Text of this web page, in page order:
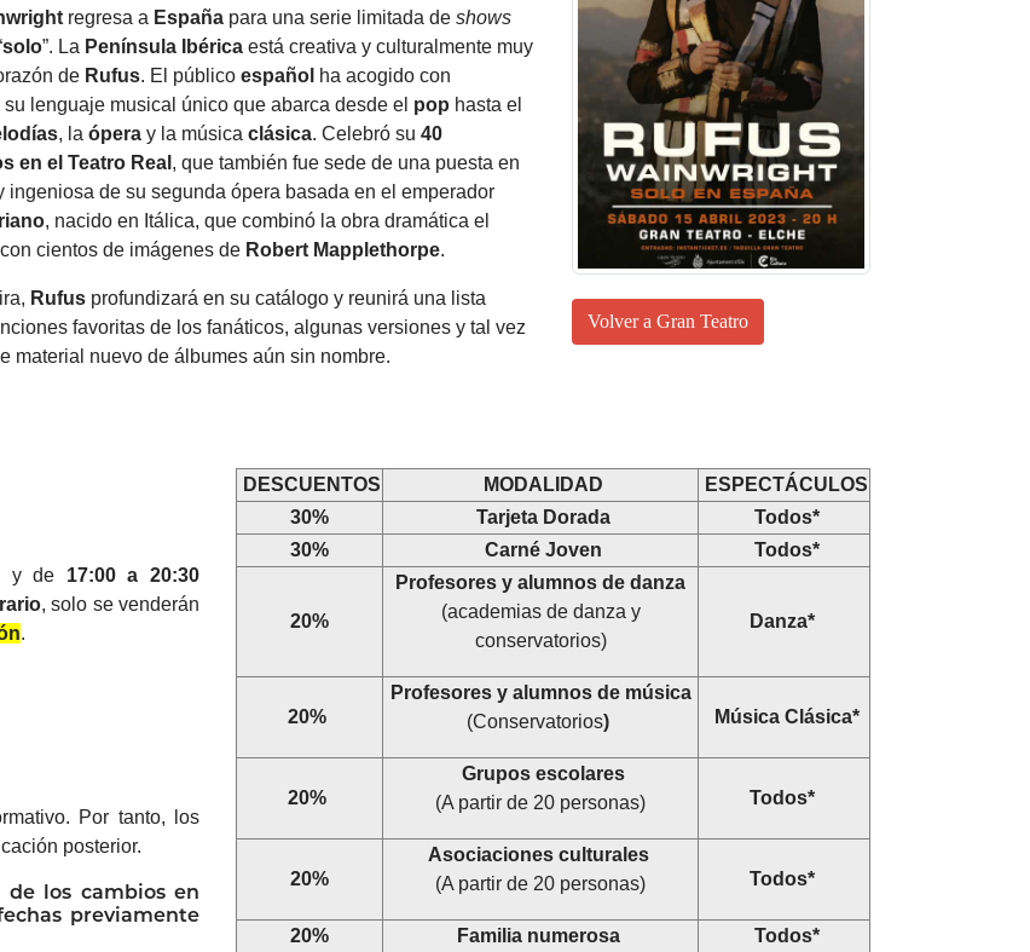
regresa a Españapara una serie limitada de shows
solo”. La Península Ibéricaestá creativa y culturalmente muy
de Rufus. El público español ha acogido con
lenguaje musical único que abarca desde el pop hasta el
, la óperay la música clásica. Celebró su 40
en el Teatro Real , que también fue sede de una puesta en
ingeniosa de su segunda ópera basada en el emperador
, nacido en Itálica, que combinó la obra dramática el
cientos de imágenes de Robert Mapplethorpe.
Rufusprofundizará en su catálogo y reunirá una lista
favoritas de los fanáticos, algunas versiones y tal vez
material nuevo de álbumes aún sin nombre.
Volver a Gran Teatro
y de 17:00 a 20:30
, solo se venderán
.
Por tanto, los
posterior.
de los cambios en
previamente
DESCUENTOS MODALIDAD
ESPECTÁCULOS
30%
Tarjeta Dorada
Todos*
30%
Carné Joven Todos*
20%
Profesores y alumnos de danza
(academias de danza y
conservatorios)
Danza*
20%
Profesores y alumnos de música
(Conservatorios) Música Clásica*
20%
Grupos escolares
(A partir de 20 personas)
Todos*
20%
Asociaciones culturales
(A partir de 20 personas)
Todos*
20% Familia numerosa Todos*